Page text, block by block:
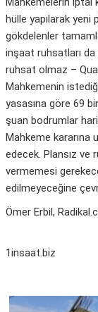
hülle yapılarak yeni
gökdelenler
inşaat ruhsatları
ruhsat olmaz –
Mahkemenin
yasasına göre 69
şuan bodrumlar
Mahkeme kararına
edecek. Plansız ve
vermemesi
edilmeyeceğine
Ömer Erbil,
1insaat.biz